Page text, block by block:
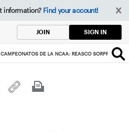
information? Find your account!
JOIN SIGN IN
DE LA NCAA: REASCO SORPRENDE